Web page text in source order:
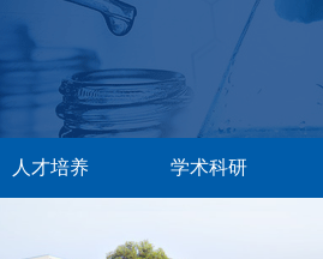
人才培养 学术科研